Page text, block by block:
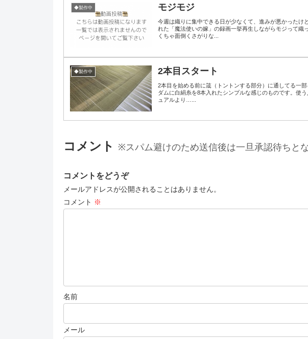
◆製作中 モジモジ
今週は織りに集中できる日が少なくて、進みが悪かったけ
れた「魔法使いの嫁」の録画一挙再生しながらモジって
くちゃ面倒くさがりな...
◆製作中 2本目スタート
2本目を始める前に筬（トントンする部分）に通してる一
ダムに白絹糸を8本入れたシンプルな感じのものです。使
ュアルより…...
コメント ※スパム避けのため送信後は一旦承認待ちと
コメントをどうぞ
メールアドレスが公開されることはありません。
コメント ※
名前
メール